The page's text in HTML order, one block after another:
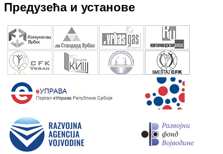
Предузећа и установе